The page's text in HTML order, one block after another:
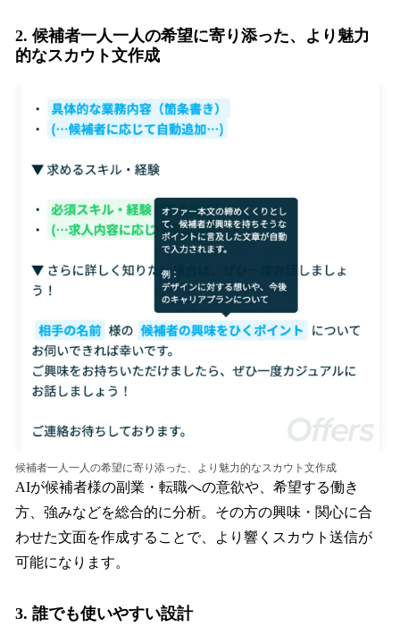
2. 候補者一人一人の希望に寄り添った、より魅力
的なスカウト文作成
候補者一人一人の希望に寄り添った、より魅力的なスカウト文作成
AIが候補者様の副業・転職への意欲や、希望する働き
方、強みなどを総合的に分析。その方の興味・関心に合
わせた文面を作成することで、より響くスカウト送信が
可能になります。
3. 誰でも使いやすい設計